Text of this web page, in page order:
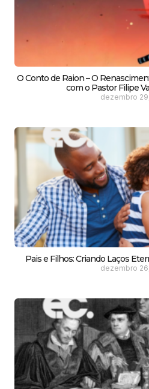
O Conto de Raion – O
com o Pastor Filipe
dezembro
Pais e Filhos: Criando Laços
dezembro